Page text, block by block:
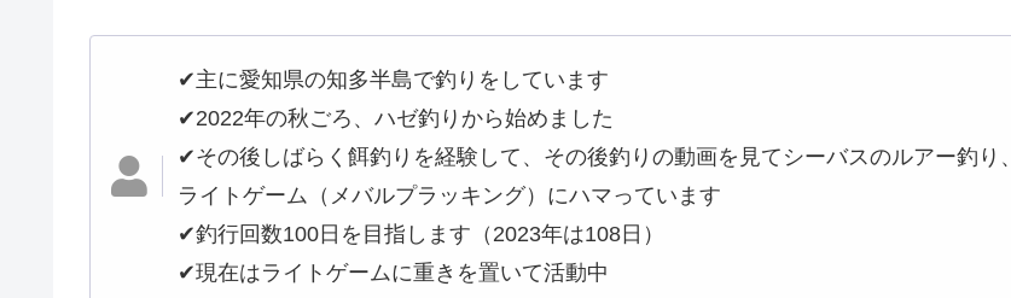
✔︎主に愛知県の知多半島で釣りをしています
✔︎2022年の秋ごろ、ハゼ釣りから始めました
✔︎その後しばらく餌釣りを経験して、その後釣りの動画を見てシーバスのルアー釣り、
ライトゲーム（メバルプラッキング）にハマっています
✔︎釣行回数100日を目指します（2023年は108日）
✔︎現在はライトゲームに重きを置いて活動中